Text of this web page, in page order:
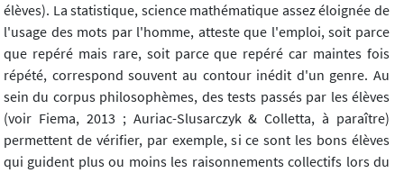
élèves). La statistique, science mathématique assez éloignée de
l'usage des mots par l'homme, atteste que l'emploi, soit parce
que repéré mais rare, soit parce que repéré car maintes fois
répété, correspond souvent au contour inédit d'un genre. Au
sein du corpus philosophèmes, des tests passés par les élèves
(voir Fiema, 2013 ; Auriac-Slusarczyk & Colletta, à paraître)
permettent de vérifier, par exemple, si ce sont les bons élèves
qui guident plus ou moins les raisonnements collectifs lors du